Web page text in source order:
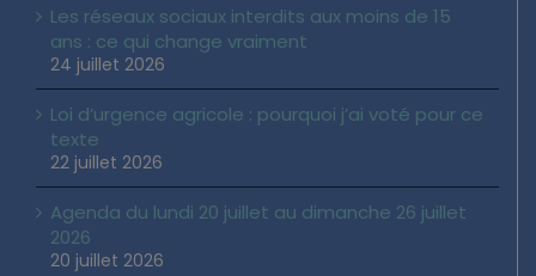
Les réseaux sociaux interdits aux moins de 15
ans : ce qui change vraiment
24 juillet 2026
Loi d’urgence agricole : pourquoi j’ai voté pour ce
texte
22 juillet 2026
Agenda du lundi 20 juillet au dimanche 26 juillet
2026
20 juillet 2026